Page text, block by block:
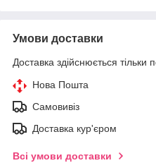
Умови доставки
Доставка здійснюється тільки
Нова Пошта
Самовивіз
Доставка кур'єром
Всі умови доставки